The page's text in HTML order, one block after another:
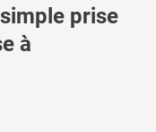
simple prise
à